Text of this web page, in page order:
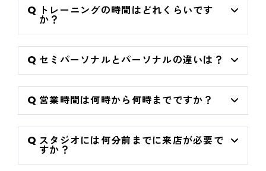
トレーニングの時間はどれくらいです
か？
セミパーソナルとパーソナルの違いは？
営業時間は何時から何時までですか？
スタジオには何分前までに来店が必要で
すか？